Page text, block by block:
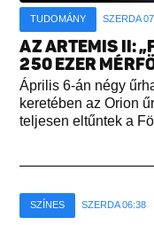
TUDOMÁNY SZERDA
AZ ARTEMIS II:
250 EZER
Április 6-án négy
keretében az Orion
teljesen eltűntek a
SZÍNES SZERDA 06:38